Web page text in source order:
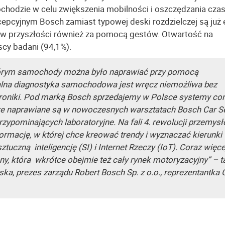
w celu zwiększenia mobilności i oszczędzania
Bosch zamiast typowej deski rozdzielczej są już
przyszłości również za pomocą gestów. Otwartość na
badani (94,1%).
samochody można było naprawiać przy pomocą
diagnostyka samochodowa jest wręcz niemożliwa bez
Pod marką Bosch sprzedajemy w Polsce systemy
naprawiane są w nowoczesnych warsztatach Bosch Car
laboratoryjne. Na fali 4. rewolucji
w której chce kreować trendy i wyznaczać kierunki
inteligencję (SI) i Internet Rzeczy (IoT). Coraz
która wkrótce obejmie też cały rynek motoryzacyjny” –
prezes zarządu Robert Bosch Sp. z o.o., reprezentantka